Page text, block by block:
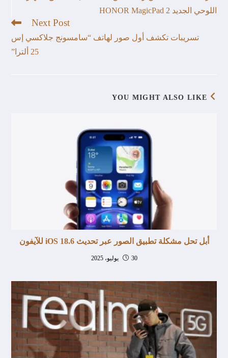
اللوحي الجديد HONOR MagicPad 2
Next Post
تسريبات تكشف أول صور لهاتف “سامسونج جلاكسي إس
25 ألترا”
YOU MIGHT ALSO LIKE
أبل تحل مشكلة تطبيق الصور عبر تحديث iOS 18.6 للآيفون
30 يوليو، 2025